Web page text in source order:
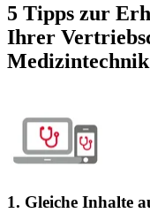
5 Tipps zur
Ihrer
1. Gleiche Inhalte